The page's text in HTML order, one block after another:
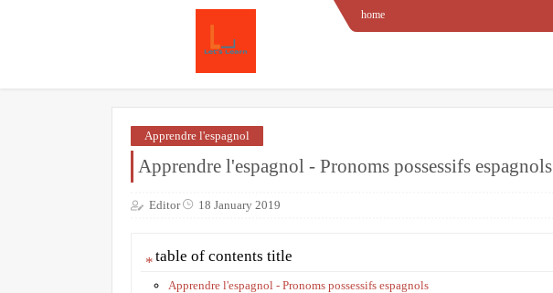
home
Apprendre l'espagnol
Apprendre l'espagnol - Pronoms possessifs espagnols
Editor 18 January 2019
table of contents title
Apprendre l'espagnol - Pronoms possessifs espagnols